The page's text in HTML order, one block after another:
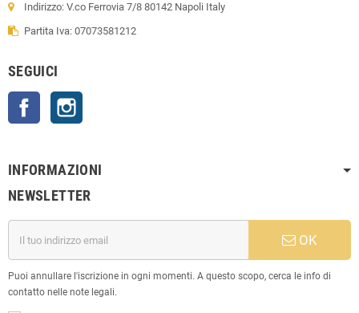
Indirizzo: V.co Ferrovia 7/8 80142 Napoli Italy
Partita Iva: 07073581212
SEGUICI
Facebook
INFORMAZIONI
NEWSLETTER
OK
Puoi annullare l'iscrizione in ogni momenti. A questo scopo, cerca le info di
contatto nelle note legali.